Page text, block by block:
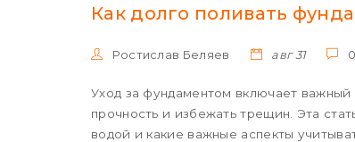
Как долго поливать
Ростислав Беляев авг 31 0
Уход за фундаментом включает важный
прочность и избежать трещин. Эта
водой и какие важные аспекты